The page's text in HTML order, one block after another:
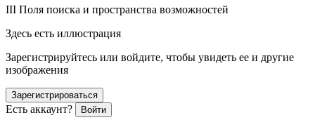
III Поля поиска и пространства возможностей
Здесь есть иллюстрация
Зарегистрируйтесь или войдите, чтобы увидеть ее и другие
изображения
Зарегистрироваться
Есть аккаунт? Войти